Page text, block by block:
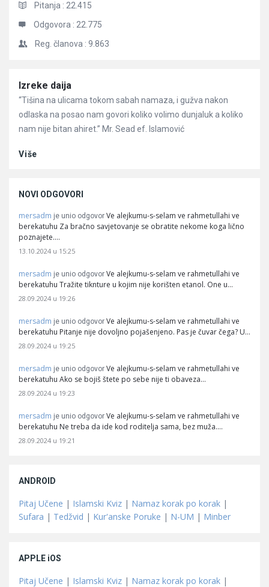
Pitanja : 22.415
Odgovora : 22.775
Reg. članova : 9.863
Članci
Izreke daija
“Tišina na ulicama tokom sabah namaza, i gužva nakon
odlaska na posao nam govori koliko volimo dunjaluk a koliko
nam nije bitan ahiret.” Mr. Sead ef. Islamović
Više
NOVI ODGOVORI
mersadm je unio odgovor Ve alejkumu-s-selam ve rahmetullahi ve
berekatuhu Za bračno savjetovanje se obratite nekome koga lično
poznajete.…
13.10.2024 u 15:25
mersadm je unio odgovor Ve alejkumu-s-selam ve rahmetullahi ve
berekatuhu Tražite tiknture u kojim nije korišten etanol. One u…
28.09.2024 u 19:26
mersadm je unio odgovor Ve alejkumu-s-selam ve rahmetullahi ve
berekatuhu Pitanje nije dovoljno pojašenjeno. Pas je čuvar čega? U…
28.09.2024 u 19:25
mersadm je unio odgovor Ve alejkumu-s-selam ve rahmetullahi ve
berekatuhu Ako se bojiš štete po sebe nije ti obaveza…
28.09.2024 u 19:23
mersadm je unio odgovor Ve alejkumu-s-selam ve rahmetullahi ve
berekatuhu Ne treba da ide kod roditelja sama, bez muža.…
28.09.2024 u 19:21
ANDROID
Pitaj Učene | Islamski Kviz | Namaz korak po korak |
Sufara | Tedžvid | Kur'anske Poruke | N-UM | Minber
APPLE iOS
Pitaj Učene | Islamski Kviz | Namaz korak po korak |